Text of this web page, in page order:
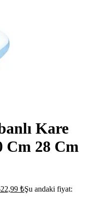
Kare
Cm 28 Cm
₺Şu andaki fiyat: